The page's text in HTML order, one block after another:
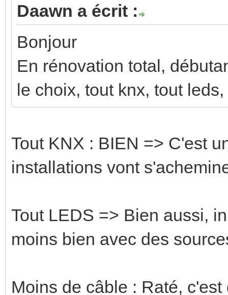
Daawn a écrit :
Bonjour
En rénovation total,
le choix, tout knx, tout
Tout KNX : BIEN => C'est
installations vont
Tout LEDS => Bien aussi,
moins bien avec des
Moins de câble : Raté,